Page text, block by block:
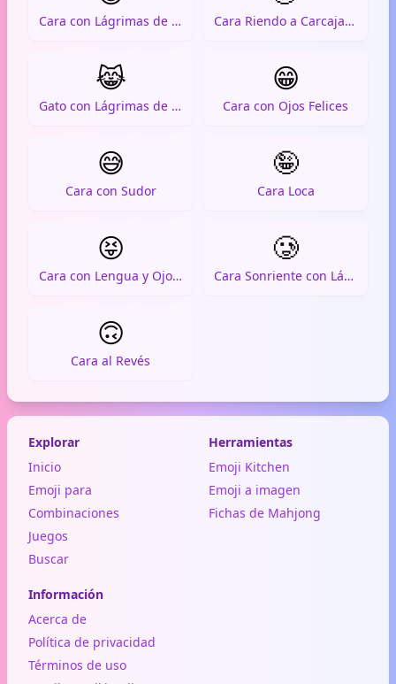
Cara con Lágrimas de Alegría Cara Riendo a Carcajadas
😹
Gato con Lágrimas de Alegría
😁
Cara con Ojos Felices
😅
Cara con Sudor
🤪
Cara Loca
😝
Cara con Lengua y Ojos entrecerrados
🥲
Cara Sonriente con Lágrima
🙃
Cara al Revés
Explorar
Inicio
Emoji para
Combinaciones
Juegos
Buscar
Herramientas
Emoji Kitchen
Emoji a imagen
Fichas de Mahjong
Información
Acerca de
Política de privacidad
Términos de uso